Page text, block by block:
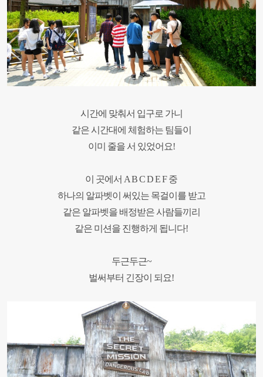
시간에 맞춰서 입구로 가니
같은 시간대에 체험하는 팀들이
이미 줄을 서 있었어요!
이 곳에서 A B C D E F중
하나의 알파벳이 써있는 목걸이를 받고
같은 알파벳을 배정받은 사람들끼리
같은 미션을 진행하게 됩니다!
두근두근~
벌써부터 긴장이 되요!